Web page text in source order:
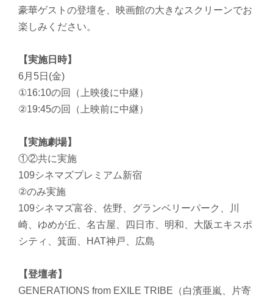
豪華ゲストの登壇を、映画館の大きなスクリーンでお
楽しみください。
【実施日時】
6月5日(金)
①16:10の回（上映後に中継）
②19:45の回（上映前に中継）
【実施劇場】
①②共に実施
109シネマズプレミアム新宿
②のみ実施
109シネマズ富谷、佐野、グランベリーパーク、川
崎、ゆめが丘、名古屋、四日市、明和、大阪エキスポ
シティ、箕面、HAT神戸、広島
【登壇者】
GENERATIONS from EXILE TRIBE（白濱亜嵐、片寄